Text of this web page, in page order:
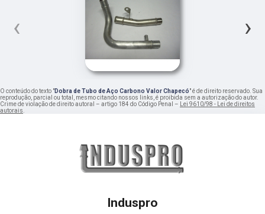
‹ ›
O conteúdo do texto "Dobra de Tubo de Aço Carbono Valor Chapecó" é de direito reservado. Sua
reprodução, parcial ou total, mesmo citando nossos links, é proibida sem a autorização do autor.
Crime de violação de direito autoral – artigo 184 do Código Penal – Lei 9610/98 - Lei de direitos
autorais.
Induspro